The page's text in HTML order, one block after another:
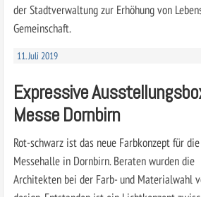
der Stadtverwaltung zur Erhöhung von
Gemeinschaft.
11. Juli 2019
Expressive
Messe Dornbirn
Rot-schwarz ist das neue Farbkonzept für die
Messehalle in Dornbirn. Beraten wurden die
Architekten bei der Farb- und Materialwahl